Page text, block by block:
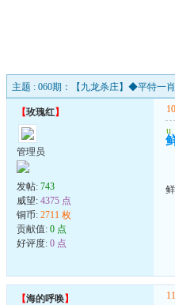
主题 : 060期：【九龙杀庄】◆平特一
【玫瑰红】
管理员
发帖: 743
威望: 4375 点
铜币: 2711 枚
贡献值: 0 点
好评度: 0 点
u
【海的呼唤】